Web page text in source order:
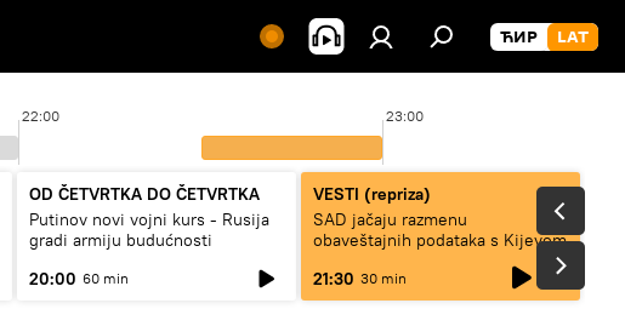
22:00 23:00
OD ČETVRTKA DO ČETVRTKA
Putinov novi vojni kurs - Rusija
gradi armiju budućnosti
20:00 60 min
VESTI (repriza)
SAD jačaju razmenu
obaveštajnih podataka s Kijevom
21:30 30 min live